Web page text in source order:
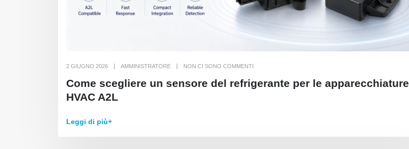
2 GIUGNO 2026 AMMINISTRATORE NON CI SONO COMMENTI
Come scegliere un sensore del refrigerante per le apparecchiature
HVAC A2L
Leggi di più+